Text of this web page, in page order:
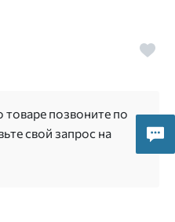
позвоните по
свой запрос на